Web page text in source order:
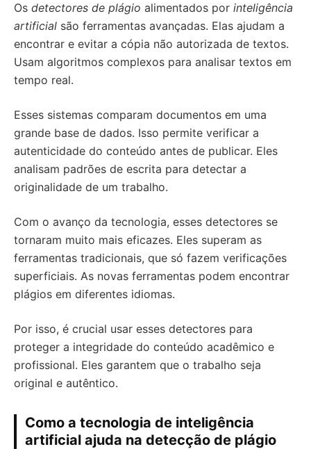
Os detectores de plágio alimentados por inteligência
artificial são ferramentas avançadas. Elas ajudam a
encontrar e evitar a cópia não autorizada de textos.
Usam algoritmos complexos para analisar textos em
tempo real.
Esses sistemas comparam documentos em uma
grande base de dados. Isso permite verificar a
autenticidade do conteúdo antes de publicar. Eles
analisam padrões de escrita para detectar a
originalidade de um trabalho.
Com o avanço da tecnologia, esses detectores se
tornaram muito mais eficazes. Eles superam as
ferramentas tradicionais, que só fazem verificações
superficiais. As novas ferramentas podem encontrar
plágios em diferentes idiomas.
Por isso, é crucial usar esses detectores para
proteger a integridade do conteúdo acadêmico e
profissional. Eles garantem que o trabalho seja
original e autêntico.
Como a tecnologia de inteligência
artificial ajuda na detecção de plágio